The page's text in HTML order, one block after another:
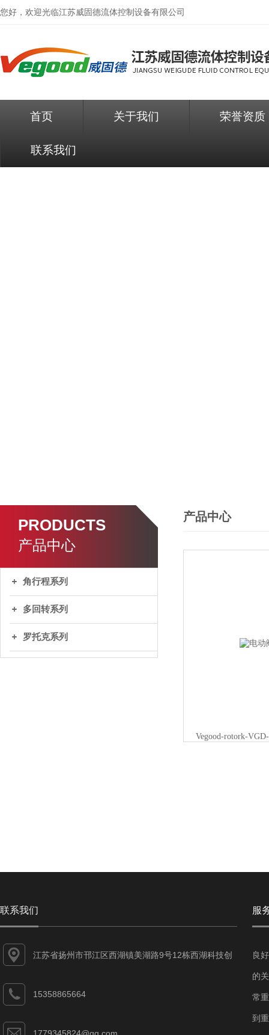
您好，欢迎光临江苏威固德流体控制设备有限公司
首页 关于我们 荣誉资质
联系我们
PRODUCTS
产品中心
角行程系列
多回转系列
罗托克系列
产品中心
联系我们
江苏省扬州市邗江区西湖镇美湖路9号12栋西湖科技创
15358865664
服
良
的
常
到